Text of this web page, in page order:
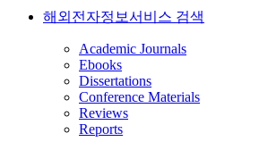
해외전자정보서비스 검색
Academic Journals
Ebooks
Dissertations
Conference Materials
Reviews
Reports